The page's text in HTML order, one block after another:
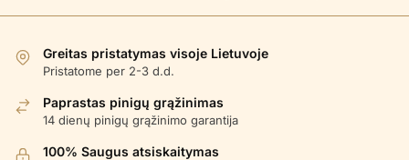
Greitas pristatymas visoje Lietuvoje
Pristatome per 2-3 d.d.
Paprastas pinigų grąžinimas
14 dienų pinigų grąžinimo garantija
100% Saugus atsiskaitymas